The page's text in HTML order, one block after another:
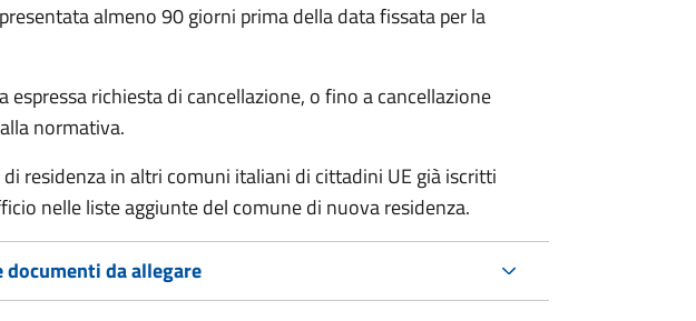
almeno 90 giorni prima della data fissata per la
espressa richiesta di cancellazione, o fino a cancellazione
normativa.
residenza in altri comuni italiani di cittadini UE già iscritti
nelle liste aggiunte del comune di nuova residenza.
da allegare